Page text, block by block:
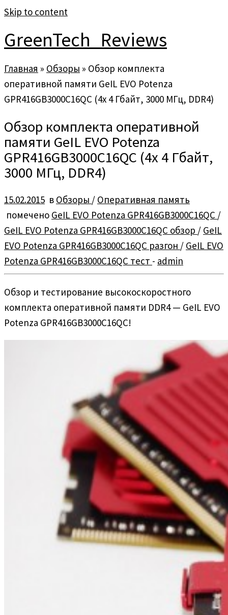
Skip to content
GreenTech_Reviews
Главная » Обзоры » Обзор комплекта
оперативной памяти GeIL EVO Potenza
GPR416GB3000C16QC (4х 4 Гбайт, 3000 МГц, DDR4)
Обзор комплекта оперативной
памяти GeIL EVO Potenza
GPR416GB3000C16QC (4х 4 Гбайт,
3000 МГц, DDR4)
15.02.2015 в Обзоры / Оперативная память
помечено GeIL EVO Potenza GPR416GB3000C16QC /
GeIL EVO Potenza GPR416GB3000C16QC обзор / GeIL
EVO Potenza GPR416GB3000C16QC разгон / GeIL EVO
Potenza GPR416GB3000C16QC тест - admin
Обзор и тестирование высокоскоростного
комплекта оперативной памяти DDR4 — GeIL EVO
Potenza GPR416GB3000C16QC!